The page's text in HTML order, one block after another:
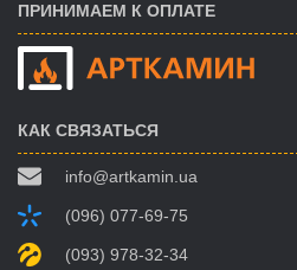
ПРИНИМАЕМ К ОПЛАТЕ
КАК СВЯЗАТЬСЯ
info@artkamin.ua
(096) 077-69-75
(093) 978-32-34